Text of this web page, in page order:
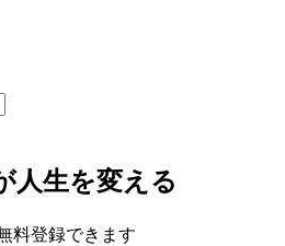
人生を変える
料登録できます